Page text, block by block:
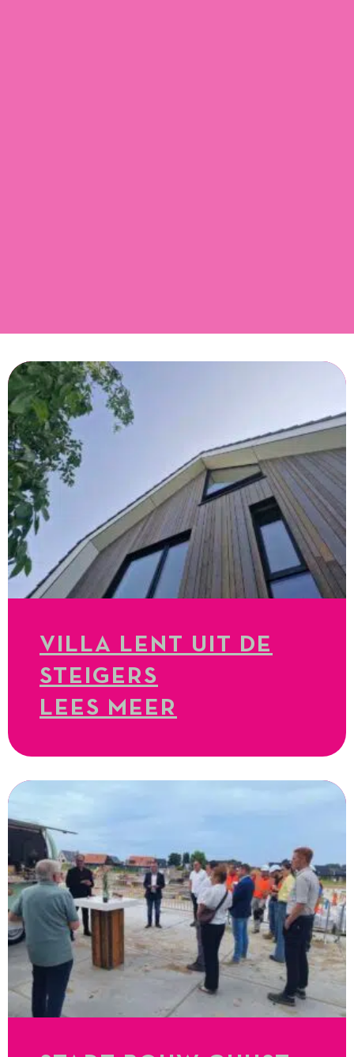
VILLA LENT UIT DE
STEIGERS
LEES MEER